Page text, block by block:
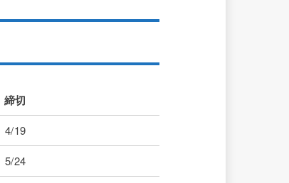
締切
締切
4/19
5/24